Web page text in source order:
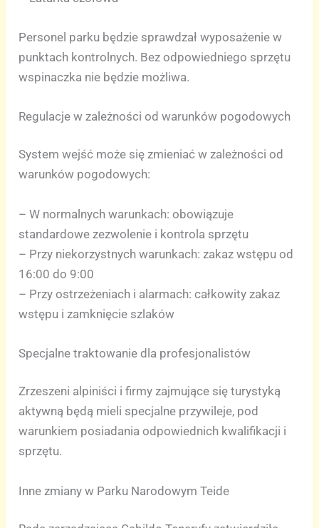
Personel parku będzie sprawdzał wyposażenie w
punktach kontrolnych. Bez odpowiedniego sprzętu
wspinaczka nie będzie możliwa.
Regulacje w zależności od warunków pogodowych
System wejść może się zmieniać w zależności od
warunków pogodowych:
– W normalnych warunkach: obowiązuje
standardowe zezwolenie i kontrola sprzętu
– Przy niekorzystnych warunkach: zakaz wstępu od
16:00 do 9:00
– Przy ostrzeżeniach i alarmach: całkowity zakaz
wstępu i zamknięcie szlaków
Specjalne traktowanie dla profesjonalistów
Zrzeszeni alpiniści i firmy zajmujące się turystyką
aktywną będą mieli specjalne przywileje, pod
warunkiem posiadania odpowiednich kwalifikacji i
sprzętu.
Inne zmiany w Parku Narodowym Teide